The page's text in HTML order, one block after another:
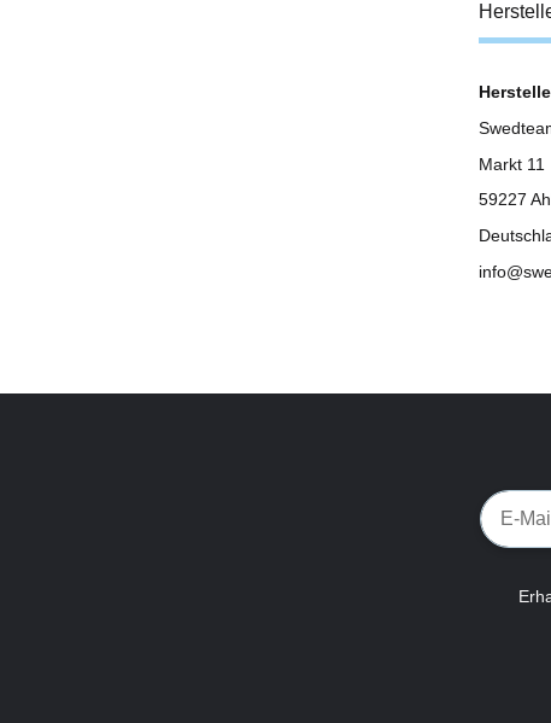
Markt 11
59227